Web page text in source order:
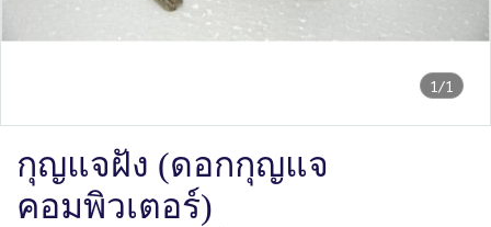
1/1
กุญแจฝัง (ดอกกุญแจ
คอมพิวเตอร์)